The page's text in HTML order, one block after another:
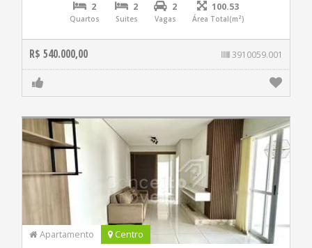
2
Quartos
2
Suites
2
Vagas
100.53
Área Total(m²)
R$ 540.000,00 3910059.001
Apartamento Centro